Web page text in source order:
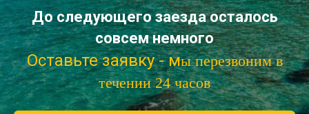
До следующего заезда осталось
совсем немного
Оставьте заявку - мы перезвоним в
течении 24 часов